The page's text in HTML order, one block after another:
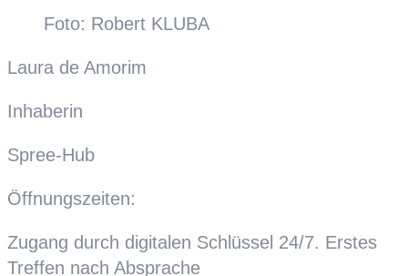
Foto: Robert KLUBA
Laura de Amorim
Inhaberin
Spree-Hub
Öffnungszeiten:
Zugang durch digitalen Schlüssel 24/7. Erstes
Treffen nach Absprache